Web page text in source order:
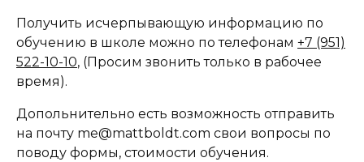
Получить исчерпывающую информацию по
обучению в школе можно по телефонам +7 (951)
522-10-10, (Просим звонить только в рабочее
время).
Допольнительно есть возможность отправить
на почту me@mattboldt.com свои вопросы по
поводу формы, стоимости обучения.